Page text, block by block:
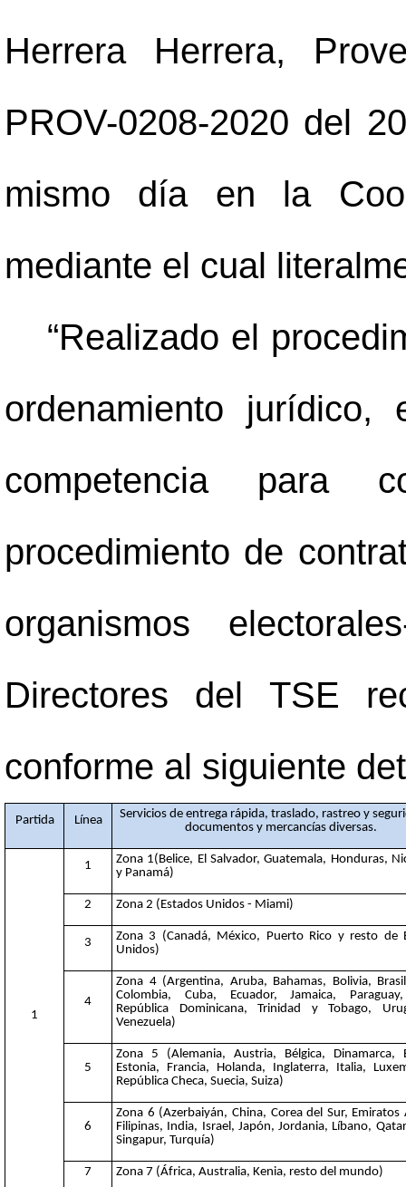
Herrera Herrera,
PROV-0208-2020 del
mismo día en la
mediante el cual
“Realizado el
ordenamiento jurídico,
competencia para
procedimiento de
organismos
Directores del TSE
conforme al siguiente
Partida Línea
Servicios de entrega rápida, traslado, rastreo y
documentos y mercancías diversas.
1
1
Zona 1(Belice, El Salvador, Guatemala, Honduras,
y Panamá)
2 Zona 2 (Estados Unidos - Miami)
3
Zona 3 (Canadá, México, Puerto Rico y resto de
Unidos)
4
Zona 4 (Argentina, Aruba, Bahamas, Bolivia,
Colombia, Cuba, Ecuador, Jamaica,
República Dominicana, Trinidad y Tobago,
Venezuela)
5
Zona 5 (Alemania, Austria, Bélgica, Dinamarca,
Estonia, Francia, Holanda, Inglaterra, Italia,
República Checa, Suecia, Suiza)
6
Zona 6 (Azerbaiyán, China, Corea del Sur, Emiratos
Filipinas, India, Israel, Japón, Jordania, Líbano,
Singapur, Turquía)
7 Zona 7 (África, Australia, Kenia, resto del mundo)